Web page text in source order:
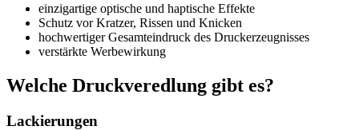
einzigartige optische und haptische Effekte
Schutz vor Kratzer, Rissen und Knicken
hochwertiger Gesamteindruck des Druckerzeugnisses
verstärkte Werbewirkung
Welche Druckveredlung gibt es?
Lackierungen